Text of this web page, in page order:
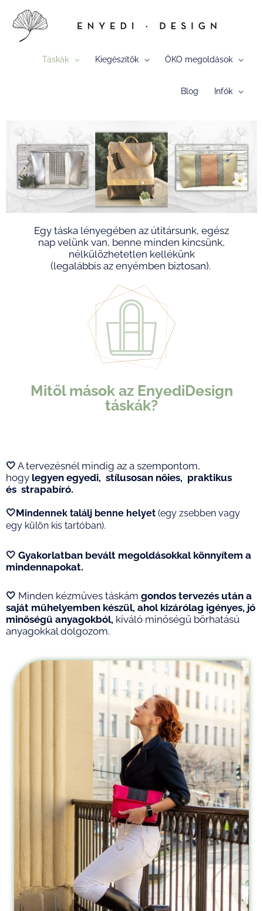
Táskák Kiegészítők ÖKO megoldások
Blog Infók
Egy táska lényegében az útitársunk, egész
nap velünk van, benne minden kincsünk,
nélkülözhetetlen kellékünk
(legalábbis az enyémben biztosan).
Mitől mások az EnyediDesign
táskák?
🤍 A tervezésnél mindig az a szempontom,
hogy legyen egyedi, stílusosan nőies, praktikus
és strapabíró.
🤍Mindennek találj benne helyet (egy zsebben vagy
egy külön kis tartóban).
🤍 Gyakorlatban bevált megoldásokkal könnyítem a
mindennapokat.
🤍 Minden kézműves táskám gondos tervezés után a
saját műhelyemben készül, ahol kizárólag igényes, jó
minőségű anyagokból, kiváló minőségű bőrhatású
anyagokkal dolgozom.